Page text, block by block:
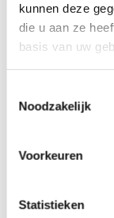
kunnen deze
die u aan ze
basis van uw
Noodzakelijk
Voorkeuren
Statistieken
Heb je
Vind je antwoord
Of contacteer ons